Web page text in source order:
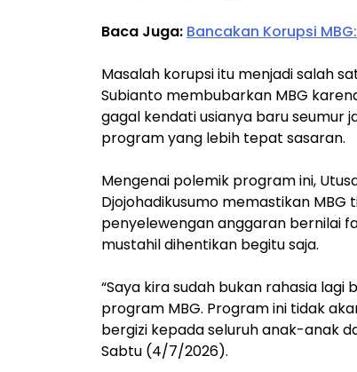
Baca Juga: Bancakan Korupsi
Masalah korupsi itu menjadi salah
Subianto membubarkan MBG
gagal kendati usianya baru seumur
program yang lebih tepat sasaran.
Mengenai polemik program ini,
Djojohadikusumo memastikan
penyelewengan anggaran bernilai
mustahil dihentikan begitu saja.
“Saya kira sudah bukan rahasia
program MBG. Program ini tidak
bergizi kepada seluruh anak-anak
Sabtu (4/7/2026).